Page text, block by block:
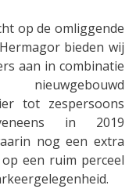
op de omliggende
bieden wij
aan in combinatie
tot zespersoons
in 2019
nog een extra
een ruim perceel